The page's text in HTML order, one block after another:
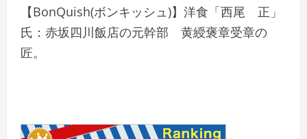
【BonQuish(ボンキッシュ)】洋食「西尾 正」
氏：赤坂四川飯店の元幹部 黄綬褒章受章の
匠。